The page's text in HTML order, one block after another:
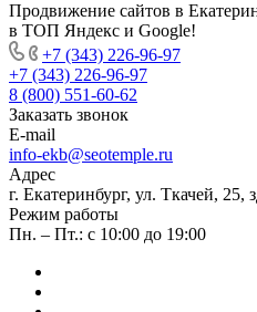
Продвижение сайтов в
в ТОП Яндекс и Google!
+7 (343) 226-96-97
+7 (343) 226-96-97
8 (800) 551-60-62
Заказать звонок
E-mail
info-ekb@seotemple.ru
Адрес
г. Екатеринбург, ул. Ткачей, 25,
Режим работы
Пн. – Пт.: с 10:00 до 19:00